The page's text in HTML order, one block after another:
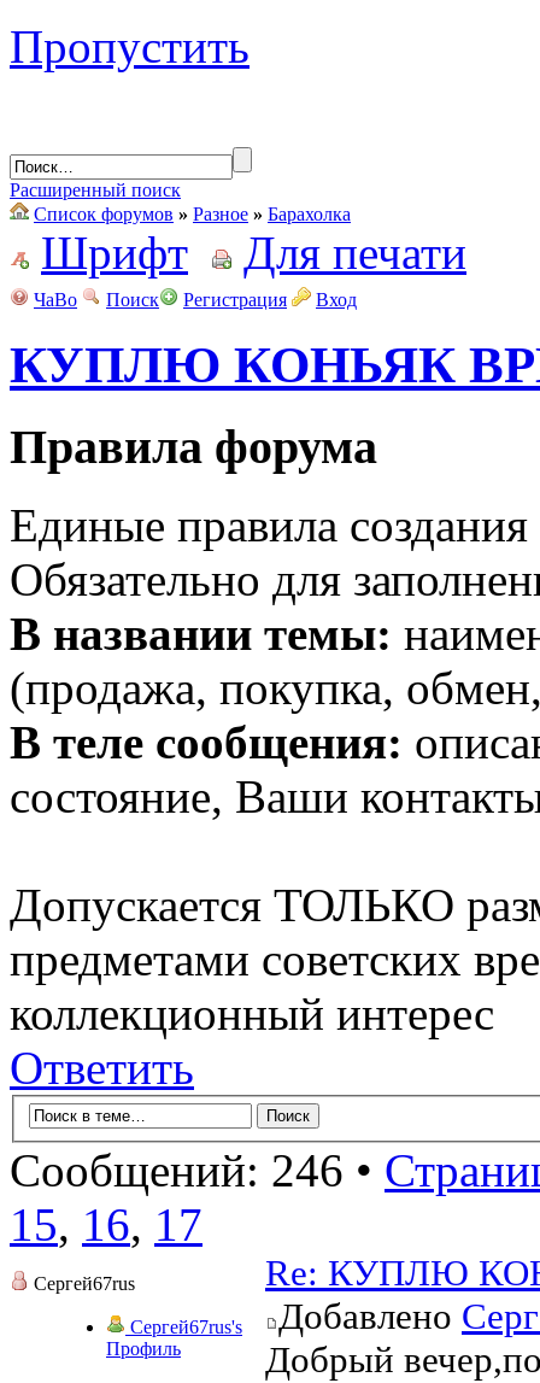
Пропустить
Расширенный поиск
Список форумов » Разное » Барахолка
Шрифт Для печати
ЧаВо Поиск Регистрация Вход
КУПЛЮ КОНЬЯК
Правила форума
Единые правила
Обязательно для
В названии темы:
(продажа, покупка,
В теле сообщения:
состояние, Ваши
Допускается ТОЛЬКО
предметами советских
коллекционный интерес
Ответить
Сообщений: 246 •
15, 16, 17
Сергей67rus
Сергей67rus's
Профиль
Re: КУПЛЮ
Добавлено
Добрый